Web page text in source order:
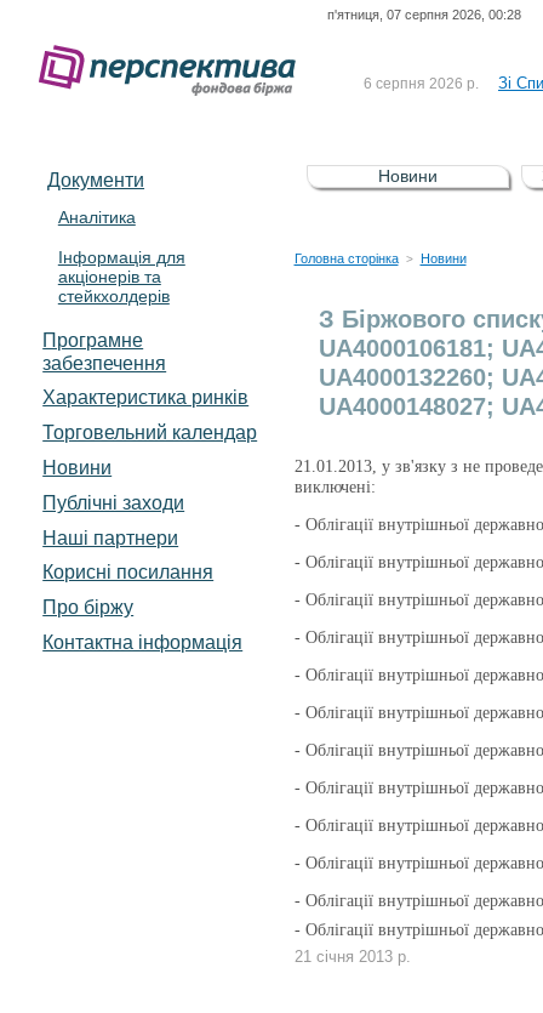
п'ятниця, 07 серпня 2026, 00:28
6 серпня 2026 р. Зі
5 серпня 2026 р.
Зі
UA4000232607)
4 серпня 2026 р.
Документи
Аналітика
Інформація для
акціонерів та
стейкхолдерів
Програмне
забезпечення
Характеристика pинків
Торговельний календар
Новини
Публічні заходи
Наші партнери
Корисні посилання
Про біржу
Контактна інформація
Новини
Головна сторінка > Новини
З Біржового
UA4000106181;
UA4000132260;
UA4000148027;
21.01.2013, у зв'язку з не
виключені:
- Облігації внутрішньої
- Облігації внутрішньої
- Облігації внутрішньої
- Облігації внутрішньої
- Облігації внутрішньої
- Облігації внутрішньої
- Облігації внутрішньої
- Облігації внутрішньої
- Облігації внутрішньої
- Облігації внутрішньої
- Облігації внутрішньої
- Облігації внутрішньої
21 січня 2013 р.